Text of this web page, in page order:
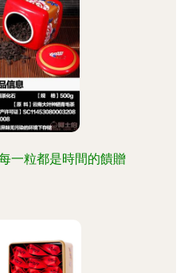
一粒都是時間的饋贈